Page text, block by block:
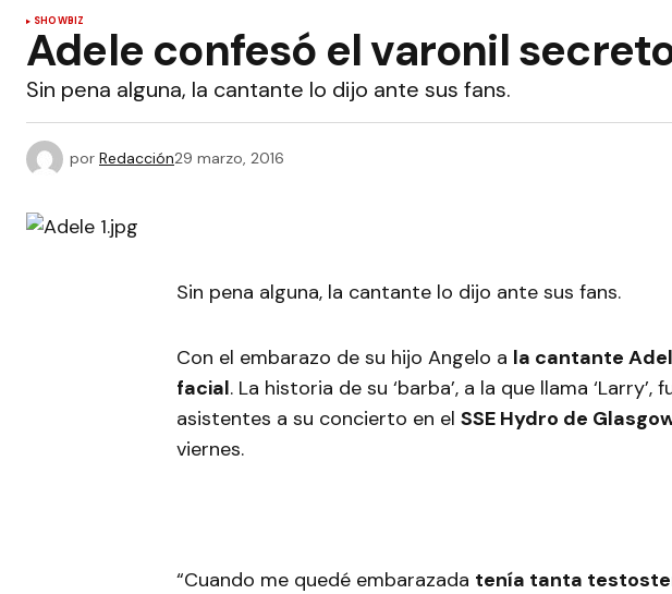
SHOWBIZ
Adele confesó el varonil
Sin pena alguna, la cantante lo dijo ante sus fans.
por Redacción29 marzo, 2016
Sin pena alguna, la cantante lo dijo ante sus fans.
Con el embarazo de su hijo Angelo a la cantante
facial. La historia de su ‘barba’, a la que llama
asistentes a su concierto en el SSE Hydro de
viernes.
“Cuando me quedé embarazada tenía tanta